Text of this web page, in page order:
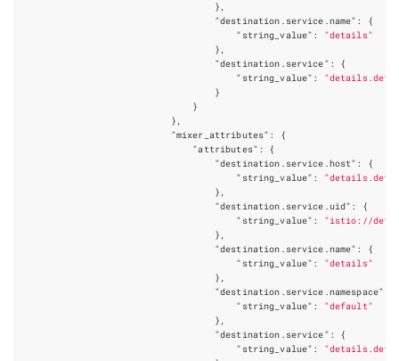
},
"destination.service.name" :
{
"string_value" :
"details"
},
"destination.service" :
{
"string_value" :
}
}
},
"mixer_attributes" :
{
"attributes" :
{
"destination.service.host" :
{
"string_value" :
},
"destination.service.uid" :
{
"string_value" :
"istio://
},
"destination.service.name" :
{
"string_value" :
"details"
},
"destination.service.namespace"
"string_value" :
"default"
},
"destination.service" :
{
"string_value" :